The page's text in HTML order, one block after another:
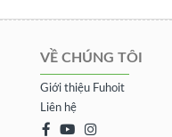
VỀ CHÚNG TÔI
Giới thiệu Fuhoit
Liên hệ